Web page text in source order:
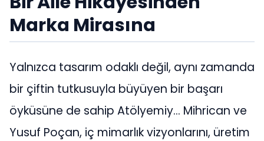
Marka Mirasına
Yalnızca tasarım odaklı değil, aynı zamanda
bir çiftin tutkusuyla büyüyen bir başarı
öyküsüne de sahip Atölyemiy… Mihrican ve
Yusuf Poçan, iç mimarlık vizyonlarını, üretim